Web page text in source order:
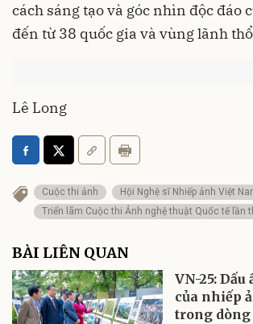
cách sáng tạo và góc nhìn độc đáo
đến từ 38 quốc gia và vùng lãnh
Lê Long
Cuộc thi ảnh
Hội Nghệ sĩ Nhiếp ảnh Việt
Triển lãm Cuộc thi Ảnh nghệ thuật Quốc tế lần
BÀI LIÊN QUAN
VN-25:
của nhiếp
trong dòng